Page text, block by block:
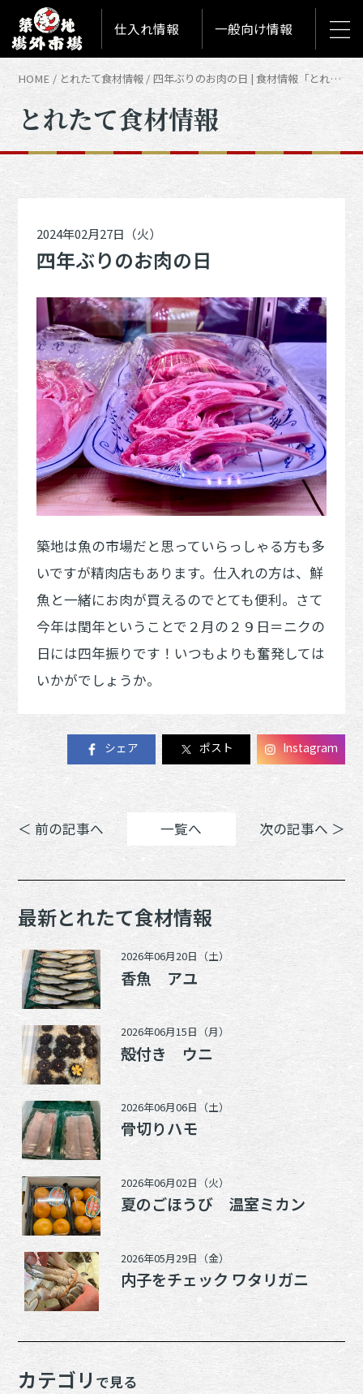
仕入れ情報 一般向け情報
HOME とれたて食材情報 四年ぶりのお肉の日 | 食材情報「とれたて築地食材情報」
とれたて食材情報
2024年02月27日（火）
四年ぶりのお肉の日
築地は魚の市場だと思っていらっしゃる方も多
いですが精肉店もあります。仕入れの方は、鮮
魚と一緒にお肉が買えるのでとても便利。さて
今年は閏年ということで２月の２９日＝ニクの
日には四年振りです！いつもよりも奮発しては
いかがでしょうか。
シェア ポスト Instagram
＜ 前の記事へ 一覧へ 次の記事へ ＞
最新とれたて食材情報
2026年06月20日（土）
香魚 アユ
2026年06月15日（月）
殻付き ウニ
2026年06月06日（土）
骨切りハモ
2026年06月02日（火）
夏のごほうび 温室ミカン
2026年05月29日（金）
内子をチェック ワタリガニ
カテゴリ で見る